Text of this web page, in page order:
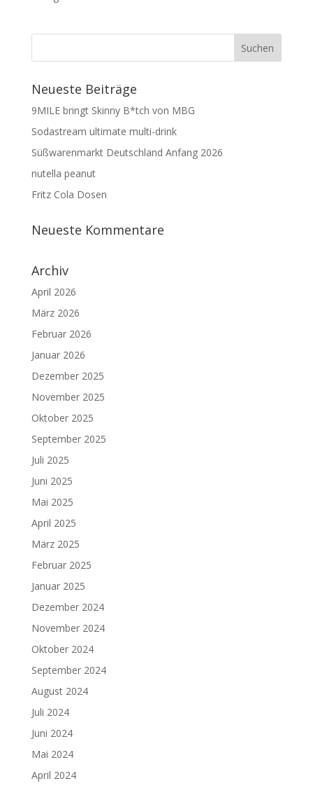
Neueste Beiträge
9MILE bringt Skinny B*tch von MBG
Sodastream ultimate multi-drink
Süßwarenmarkt Deutschland Anfang 2026
nutella peanut
Fritz Cola Dosen
Neueste Kommentare
Archiv
April 2026
März 2026
Februar 2026
Januar 2026
Dezember 2025
November 2025
Oktober 2025
September 2025
Juli 2025
Juni 2025
Mai 2025
April 2025
März 2025
Februar 2025
Januar 2025
Dezember 2024
November 2024
Oktober 2024
September 2024
August 2024
Juli 2024
Juni 2024
Mai 2024
April 2024